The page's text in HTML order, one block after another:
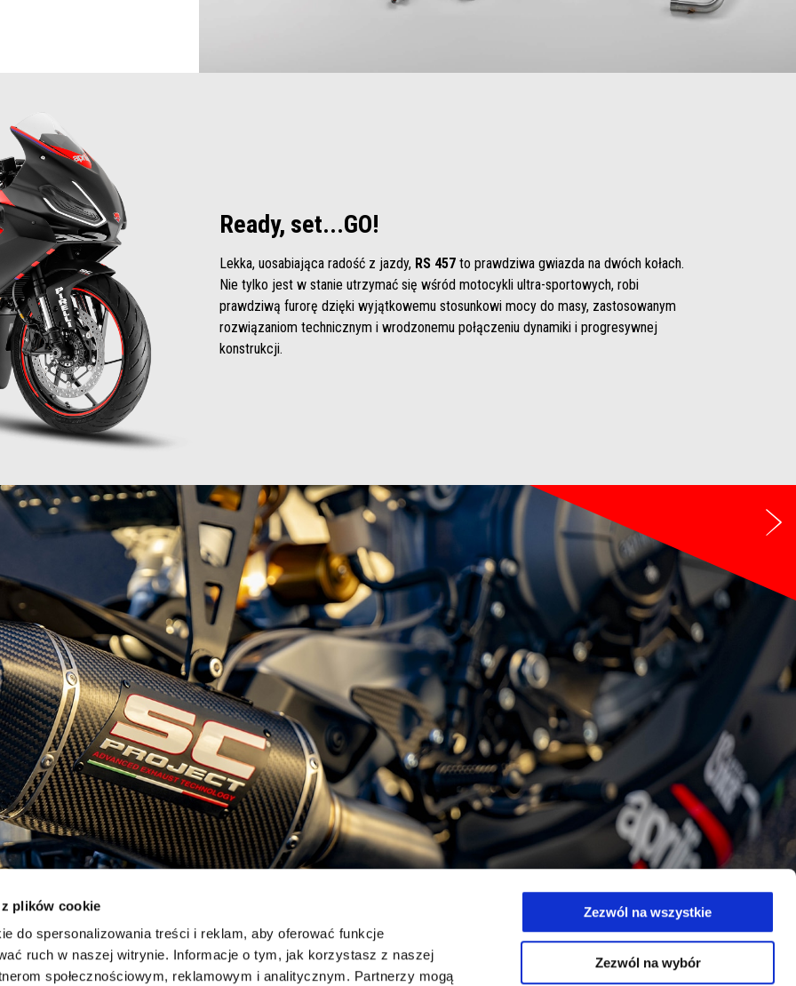
plików cookie
do spersonalizowania treści i reklam, aby oferować funkcje
ruch w naszej witrynie. Informacje o tym, jak korzystasz z naszej
społecznościowym, reklamowym i analitycznym. Partnerzy mogą
Zezwól na wszystkie
Zezwól na wybór
Ready, set...GO!
Lekka, uosabiająca radość z jazdy, RS 457 to prawdziwa gwiazda na dwóch kołach.
Nie tylko jest w stanie utrzymać się wśród motocykli ultra-sportowych, robi
prawdziwą furorę dzięki wyjątkowemu stosunkowi mocy do masy, zastosowanym
rozwiązaniom technicznym i wrodzonemu połączeniu dynamiki i progresywnej
konstrukcji.